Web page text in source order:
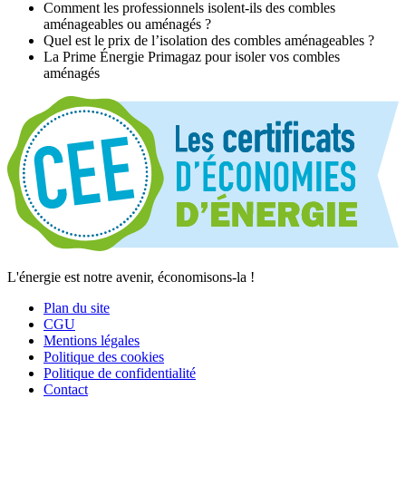
Comment les professionnels isolent-ils des combles
aménageables ou aménagés ?
Quel est le prix de l’isolation des combles aménageables ?
La Prime Énergie Primagaz pour isoler vos combles
aménagés
L'énergie est notre avenir, économisons-la !
Plan du site
CGU
Mentions légales
Politique des cookies
Politique de confidentialité
Contact